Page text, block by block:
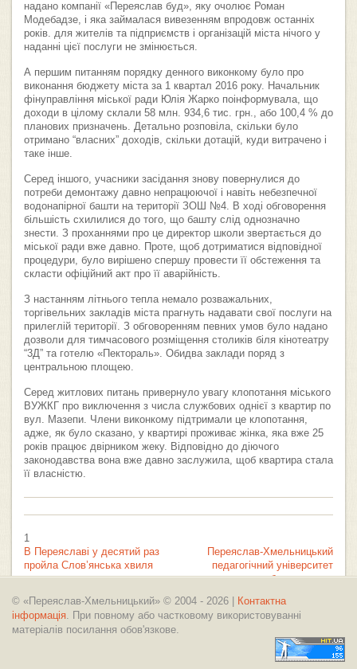
надано компанії «Переяслав буд», яку очолює Роман
Модебадзе, і яка займалася вивезенням впродовж останніх
років. для жителів та підприємств і організацій міста нічого у
наданні цієї послуги не змінюється.
А першим питанням порядку денного виконкому було про
виконання бюджету міста за 1 квартал 2016 року. Начальник
фінуправління міської ради Юлія Жарко поінформувала, що
доходи в цілому склали 58 млн. 934,6 тис. грн., або 100,4 % до
планових призначень. Детально розповіла, скільки було
отримано “власних” доходів, скільки дотацій, куди витрачено і
таке інше.
Серед іншого, учасники засідання знову повернулися до
потреби демонтажу давно непрацюючої і навіть небезпечної
водонапірної башти на території ЗОШ №4. В ході обговорення
більшість схилилися до того, що башту слід однозначно
знести. З проханнями про це директор школи звертається до
міської ради вже давно. Проте, щоб дотриматися відповідної
процедури, було вирішено спершу провести її обстеження та
скласти офіційний акт про її аварійність.
З настанням літнього тепла немало розважальних,
торгівельних закладів міста прагнуть надавати свої послуги на
прилеглій території. З обговоренням певних умов було надано
дозволи для тимчасового розміщення столиків біля кінотеатру
“3Д” та готелю «Пектораль». Обидва заклади поряд з
центральною площею.
Серед житлових питань привернуло увагу клопотання міського
ВУЖКГ про виключення з числа службових однієї з квартир по
вул. Мазепи. Члени виконкому підтримали це клопотання,
адже, як було сказано, у квартирі проживає жінка, яка вже 25
років працює двірником жеку. Відповідно до діючого
законодавства вона вже давно заслужила, щоб квартира стала
її власністю.
1
В Переяславі у десятий раз
пройла Слов’янська хвиля
Переяслав-Хмельницький
педагогічний університет
обрав ректора
© «Переяслав-Хмельницький» © 2004 - 2026 |
Контактна
інформація. При повному або частковому використовуванні
матеріалів посилання обов'язкове.